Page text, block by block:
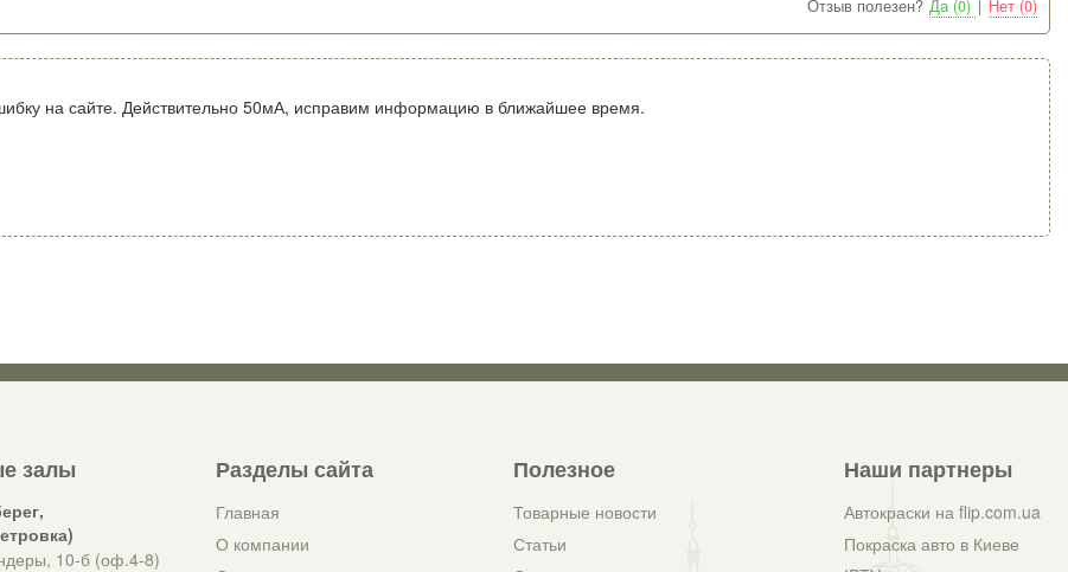
Отзыв полезен? Да (0) | Нет (0)
на сайте. Действительно 50мА, исправим информацию в ближайшее время.
залы
10-б (оф.4-8)
Разделы сайта
Главная
О компании
Полезное
Товарные новости
Статьи
Наши партнеры
Автокраски на flip.com.ua
Покраска авто в Киеве